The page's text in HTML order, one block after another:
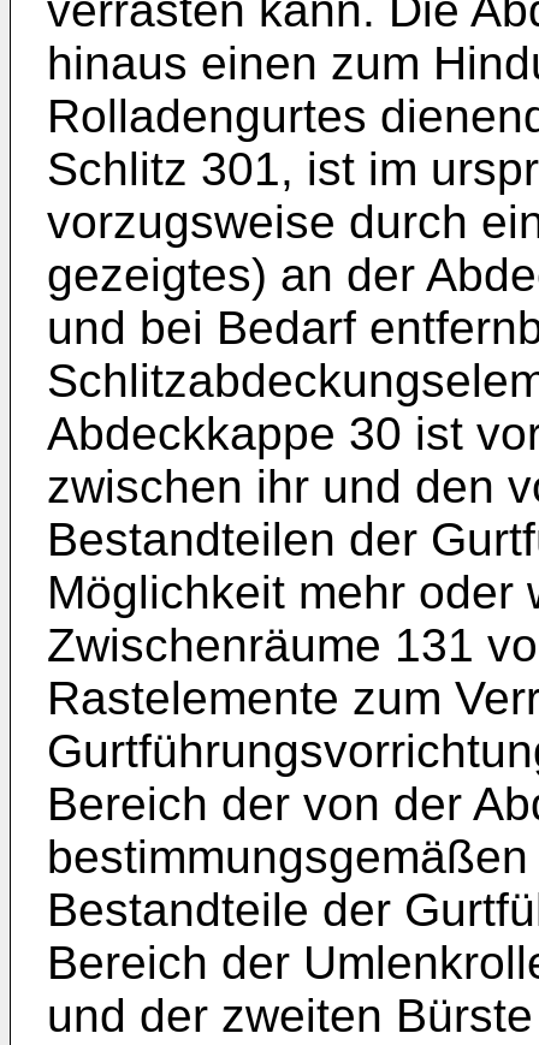
hinaus einen zum
Rolladengurtes
Schlitz 301, ist im
vorzugsweise durch
gezeigtes) an der
und bei Bedarf
Abdeckkappe 30 ist
zwischen ihr und den
Bestandteilen der
Möglichkeit mehr oder
Zwischenräume 131
Rastelemente zum
Bereich der von der
Bestandteile der
Bereich der
und der zweiten